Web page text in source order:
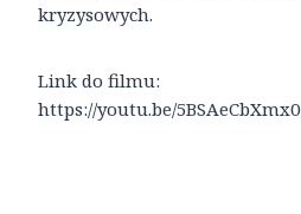
kryzysowych.
Link do filmu:
https://youtu.be/5BSAeCbXmx0